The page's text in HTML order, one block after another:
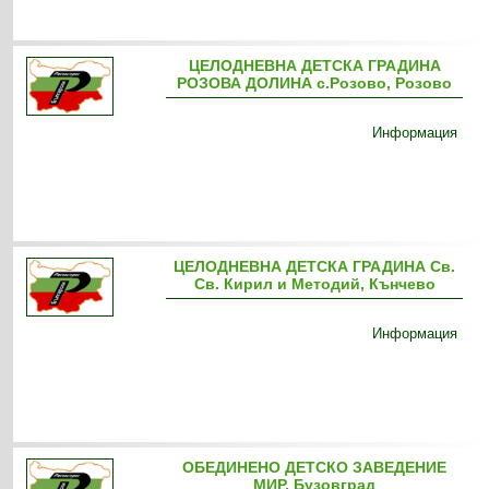
ЦЕЛОДНЕВНА ДЕТСКА ГРАДИНА
РОЗОВА ДОЛИНА с.Розово, Розово
Информация
ЦЕЛОДНЕВНА ДЕТСКА ГРАДИНА Св.
Св. Кирил и Методий, Кънчево
Информация
ОБЕДИНЕНО ДЕТСКО ЗАВЕДЕНИЕ
МИР, Бузовград